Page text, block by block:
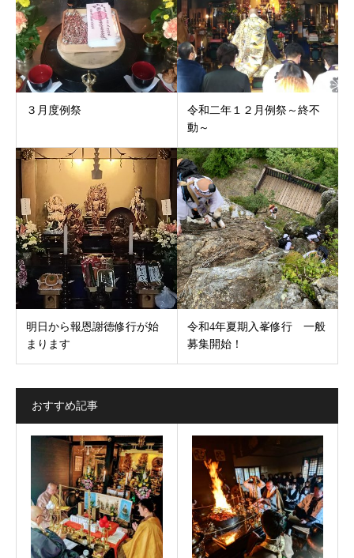
３月度例祭
令和二年１２月例祭～終不
動～
明日から報恩謝徳修行が始
まります
令和4年夏期入峯修行 一般
募集開始！
おすすめ記事